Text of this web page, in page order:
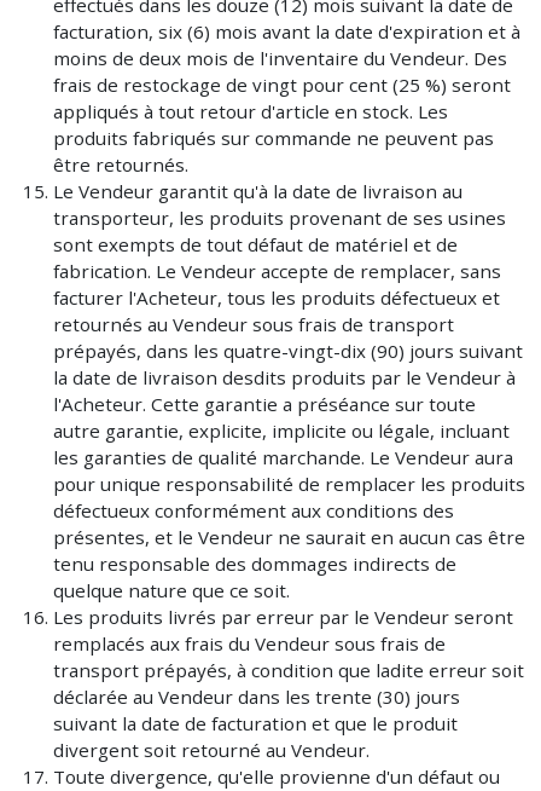
facturation, six (6) mois avant la date d'expiration et à
moins de deux mois de l'inventaire du Vendeur. Des
frais de restockage de vingt pour cent (25 %) seront
appliqués à tout retour d'article en stock. Les
produits fabriqués sur commande ne peuvent pas
être retournés.
Le Vendeur garantit qu'à la date de livraison au
transporteur, les produits provenant de ses usines
sont exempts de tout défaut de matériel et de
fabrication. Le Vendeur accepte de remplacer, sans
facturer l'Acheteur, tous les produits défectueux et
retournés au Vendeur sous frais de transport
prépayés, dans les quatre-vingt-dix (90) jours suivant
la date de livraison desdits produits par le Vendeur à
l'Acheteur. Cette garantie a préséance sur toute
autre garantie, explicite, implicite ou légale, incluant
les garanties de qualité marchande. Le Vendeur aura
pour unique responsabilité de remplacer les produits
défectueux conformément aux conditions des
présentes, et le Vendeur ne saurait en aucun cas être
tenu responsable des dommages indirects de
quelque nature que ce soit.
Les produits livrés par erreur par le Vendeur seront
remplacés aux frais du Vendeur sous frais de
transport prépayés, à condition que ladite erreur soit
déclarée au Vendeur dans les trente (30) jours
suivant la date de facturation et que le produit
divergent soit retourné au Vendeur.
Toute divergence, qu'elle provienne d'un défaut ou